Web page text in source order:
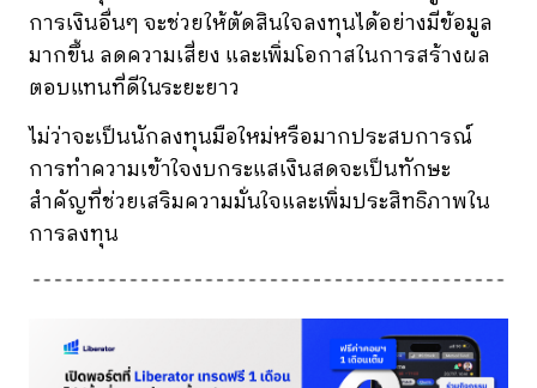
การเงินอื่นๆ จะช่วยให้ตัดสินใจลงทุนได้อย่างมีข้อมูล
มากขึ้น ลดความเสี่ยง และเพิ่มโอกาสในการสร้างผล
ตอบแทนที่ดีในระยะยาว
ไม่ว่าจะเป็นนักลงทุนมือใหม่หรือมากประสบการณ์
การทำความเข้าใจงบกระแสเงินสดจะเป็นทักษะ
สำคัญที่ช่วยเสริมความมั่นใจและเพิ่มประสิทธิภาพใน
การลงทุน